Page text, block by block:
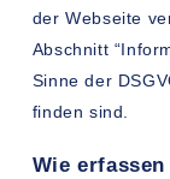
der Webseite
Abschnitt
Sinne der
finden sind.
Wie